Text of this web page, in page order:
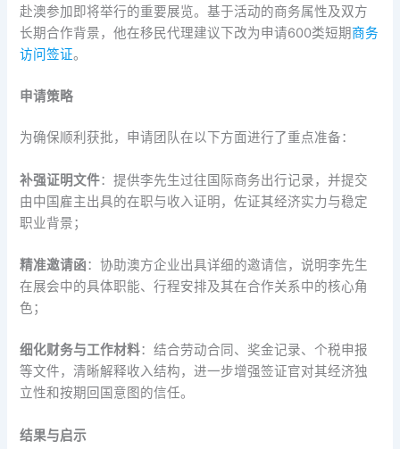
赴澳参加即将举行的重要展览。基于活动的商务属性及双方
长期合作背景，他在移民代理建议下改为申请600类短期商务
访问签证。
申请策略
为确保顺利获批，申请团队在以下方面进行了重点准备：
补强证明文件：提供李先生过往国际商务出行记录，并提交
由中国雇主出具的在职与收入证明，佐证其经济实力与稳定
职业背景；
精准邀请函：协助澳方企业出具详细的邀请信，说明李先生
在展会中的具体职能、行程安排及其在合作关系中的核心角
色；
细化财务与工作材料：结合劳动合同、奖金记录、个税申报
等文件，清晰解释收入结构，进一步增强签证官对其经济独
立性和按期回国意图的信任。
结果与启示